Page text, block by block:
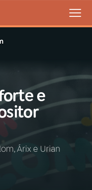
AO VIVO
e
Árix e Urian